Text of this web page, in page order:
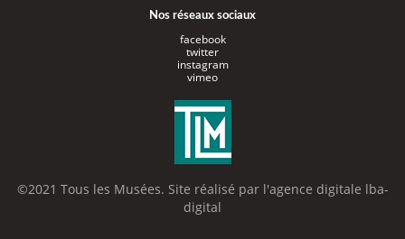
Nos réseaux sociaux
facebook
twitter
instagram
vimeo
©2021 Tous les Musées. Site réalisé par l'agence digitale lba-
digital